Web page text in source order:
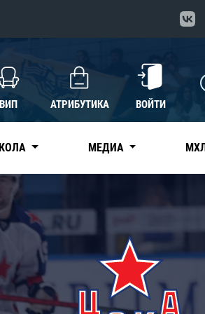
ВИП АТРИБУТИКА ВОЙТИ
МЕДИА